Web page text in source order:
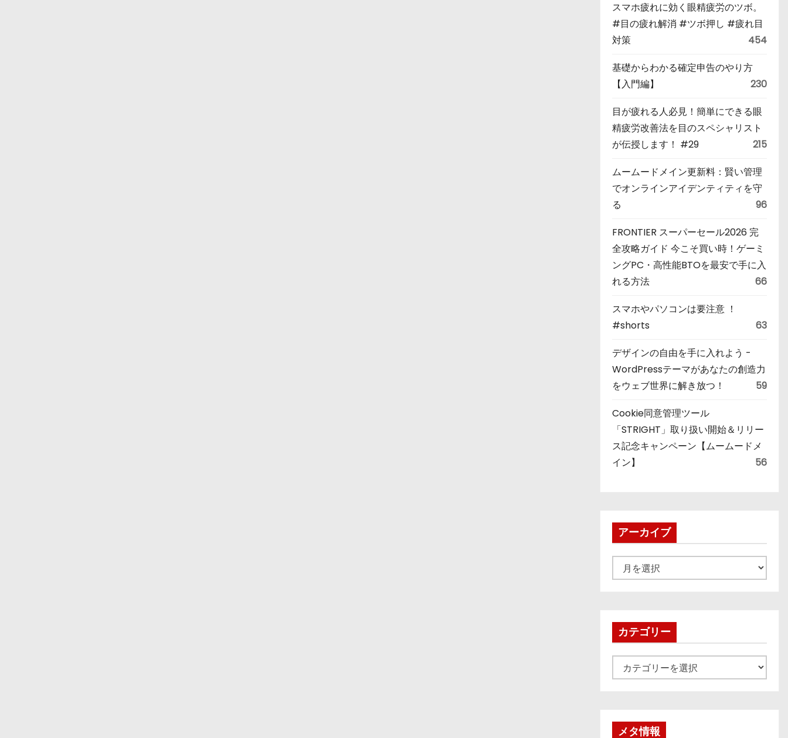
スマホ疲れに効く眼精疲労のツボ。
#目の疲れ解消 #ツボ押し #疲れ目
対策
454
基礎からわかる確定申告のやり方
【入門編】
230
目が疲れる人必見！簡単にできる眼
精疲労改善法を目のスペシャリスト
が伝授します！ #29
215
ムームードメイン更新料：賢い管理
でオンラインアイデンティティを守
る
96
FRONTIER スーパーセール2026 完
全攻略ガイド 今こそ買い時！ゲーミ
ングPC・高性能BTOを最安で手に入
れる方法
66
スマホやパソコンは要注意 ！
#shorts
63
デザインの自由を手に入れよう -
WordPressテーマがあなたの創造力
をウェブ世界に解き放つ！
59
Cookie同意管理ツール
「STRIGHT」取り扱い開始＆リリー
ス記念キャンペーン【ムームードメ
イン】
56
アーカイブ
ー
ブカテゴリー
テ
メタ情報